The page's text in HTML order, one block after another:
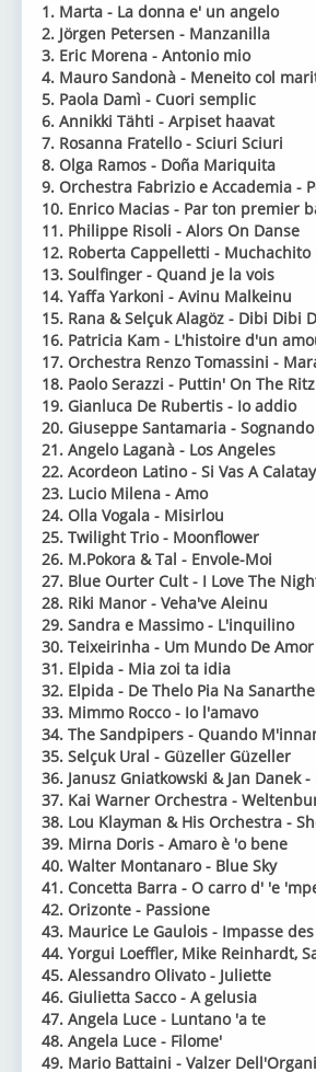
1. Marta - La donna e' un angelo
2. Jörgen Petersen - Manzanilla
3. Eric Morena - Antonio mio
4. Mauro Sandonà - Meneito col
5. Paola Damì - Cuori semplic
6. Annikki Tähti - Arpiset haavat
7. Rosanna Fratello - Sciuri Sciuri
8. Olga Ramos - Doña Mariquita
9. Orchestra Fabrizio e Accademia -
10. Enrico Macias - Par ton premier
11. Philippe Risoli - Alors On Danse
12. Roberta Cappelletti - Muchachito
13. Soulfinger - Quand je la vois
14. Yaffa Yarkoni - Avinu Malkeinu
15. Rana & Selçuk Alagöz - Dibi Dibi
16. Patricia Kam - L'histoire d'un
17. Orchestra Renzo Tomassini -
18. Paolo Serazzi - Puttin' On The Ritz
19. Gianluca De Rubertis - Io addio
20. Giuseppe Santamaria - Sognando
21. Angelo Laganà - Los Angeles
22. Acordeon Latino - Si Vas A
23. Lucio Milena - Amo
24. Olla Vogala - Misirlou
25. Twilight Trio - Moonflower
26. M.Pokora & Tal - Envole-Moi
27. Blue Ourter Cult - I Love The
28. Riki Manor - Veha've Aleinu
29. Sandra e Massimo - L'inquilino
30. Teixeirinha - Um Mundo De Amor
31. Elpida - Mia zoi ta idia
32. Elpida - De Thelo Pia Na
33. Mimmo Rocco - Io l'amavo
34. The Sandpipers - Quando
35. Selçuk Ural - Güzeller Güzeller
36. Janusz Gniatkowski & Jan Danek
37. Kai Warner Orchestra -
38. Lou Klayman & His Orchestra -
39. Mirna Doris - Amaro è 'o bene
40. Walter Montanaro - Blue Sky
41. Concetta Barra - O carro d' 'e
42. Orizonte - Passione
43. Maurice Le Gaulois - Impasse
44. Yorgui Loeffler, Mike Reinhardt,
45. Alessandro Olivato - Juliette
46. Giulietta Sacco - A gelusia
47. Angela Luce - Luntano 'a te
48. Angela Luce - Filome'
49. Mario Battaini - Valzer